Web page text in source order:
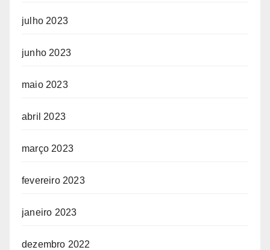
julho 2023
junho 2023
maio 2023
abril 2023
março 2023
fevereiro 2023
janeiro 2023
dezembro 2022